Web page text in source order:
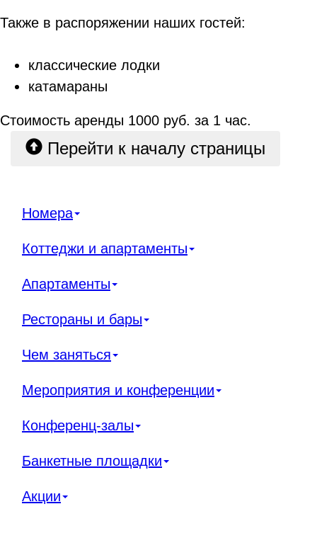
Также в распоряжении наших гостей:
классические лодки
катамараны
Стоимость аренды 1000 руб. за 1 час.
Перейти к началу страницы
Номера
Коттеджи и апартаменты
Апартаменты
Рестораны и бары
Чем заняться
Мероприятия и конференции
Конференц-залы
Банкетные площадки
Акции